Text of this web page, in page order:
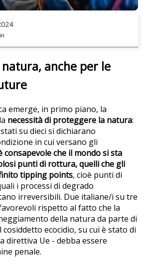
anche per le
emerge, in primo piano, la
necessità di proteggere la natura:
su dieci si dichiarano
in cui versano gli
consapevole che il mondo si sta
punti di rottura, quelli che gli
tipping points, cioè punti di
i processi di degrado
irreversibili. Due italiane/i su tre
rispetto al fatto che la
della natura da parte di
ecocidio, su cui è stato di
direttiva Ue - debba essere
penale.